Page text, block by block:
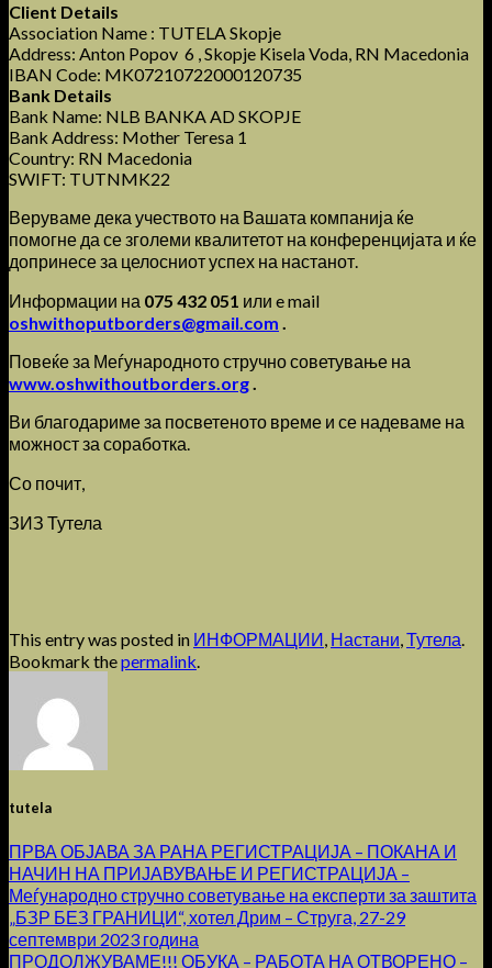
Client Details
Association Name : TUTELA Skopje
Address: Anton Popov 6 , Skopje Kisela Voda, RN Macedonia
IBAN Code: MK07210722000120735
Bank Details
Bank Name: NLB BANKA AD SKOPJE
Bank Address: Mother Teresa 1
Country: RN Macedonia
SWIFT: TUTNMK22
Веруваме дека учеството на Вашата компанија ќе
помогне да се зголеми квалитетот на конференцијата и ќе
допринесе за целосниот успех на настанот.
Информации на 075 432 051 или e mail
oshwithoputborders@gmail.com .
Повеќе за Меѓународното стручно советување на
www.oshwithoutborders.org.
Ви благодариме за посветеното време и се надеваме на
можност за соработка.
Со почит,
ЗИЗ Тутела
This entry was posted in ИНФОРМАЦИИ, Настани,Тутела.
Bookmark thepermalink.
tutela
ПРВА ОБЈАВА ЗА РАНА РЕГИСТРАЦИЈА – ПОКАНА И
НАЧИН НА ПРИЈАВУВАЊЕ И РЕГИСТРАЦИЈА –
Меѓународно стручно советување на експерти за заштита
„БЗР БЕЗ ГРАНИЦИ“, хотел Дрим – Струга, 27-29
септември 2023 година
ПРОДОЛЖУВАМЕ!!! ОБУКА – РАБОТА НА ОТВОРЕНО –